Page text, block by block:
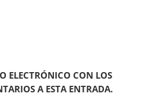
ELECTRÓNICO CON LOS
A ESTA ENTRADA.